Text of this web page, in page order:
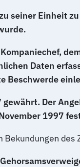
seiner Einheit
Daten
Beschwerde
Der
1997
des